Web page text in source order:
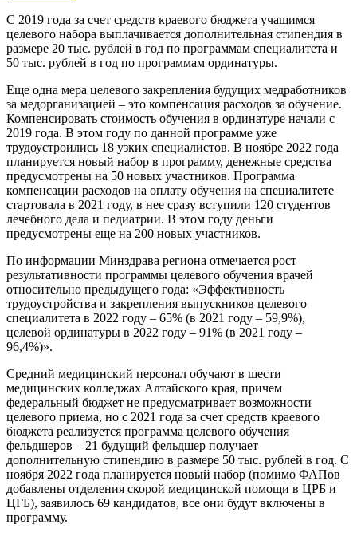
С 2019 года за счет средств краевого бюджета учащимся
целевого набора выплачивается дополнительная стипендия в
размере 20 тыс. рублей в год по программам специалитета и
50 тыс. рублей в год по программам ординатуры.
Еще одна мера целевого закрепления будущих медработников
за медорганизацией – это компенсация расходов за обучение.
Компенсировать стоимость обучения в ординатуре начали с
2019 года. В этом году по данной программе уже
трудоустроились 18 узких специалистов. В ноябре 2022 года
планируется новый набор в программу, денежные средства
предусмотрены на 50 новых участников. Программа
компенсации расходов на оплату обучения на специалитете
стартовала в 2021 году, в нее сразу вступили 120 студентов
лечебного дела и педиатрии. В этом году деньги
предусмотрены еще на 200 новых участников.
По информации Минздрава региона отмечается рост
результативности программы целевого обучения врачей
относительно предыдущего года: «Эффективность
трудоустройства и закрепления выпускников целевого
специалитета в 2022 году – 65% (в 2021 году – 59,9%),
целевой ординатуры в 2022 году – 91% (в 2021 году –
96,4%)».
Средний медицинский персонал обучают в шести
медицинских колледжах Алтайского края, причем
федеральный бюджет не предусматривает возможности
целевого приема, но с 2021 года за счет средств краевого
бюджета реализуется программа целевого обучения
фельдшеров – 21 будущий фельдшер получает
дополнительную стипендию в размере 50 тыс. рублей в год. С
ноября 2022 года планируется новый набор (помимо ФАПов
добавлены отделения скорой медицинской помощи в ЦРБ и
ЦГБ), заявилось 69 кандидатов, все они будут включены в
программу.